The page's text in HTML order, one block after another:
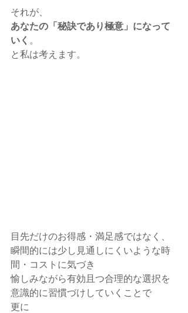
それが、
あなたの「秘訣であり極意」になって
いく 。
と私は考えます。
目先だけのお得感・満足感ではなく、
瞬間的には少し見通しにくいような時
間・コストに気づき
愉しみながら有効且つ合理的な選択を
意識的に習慣づけしていくことで
更に